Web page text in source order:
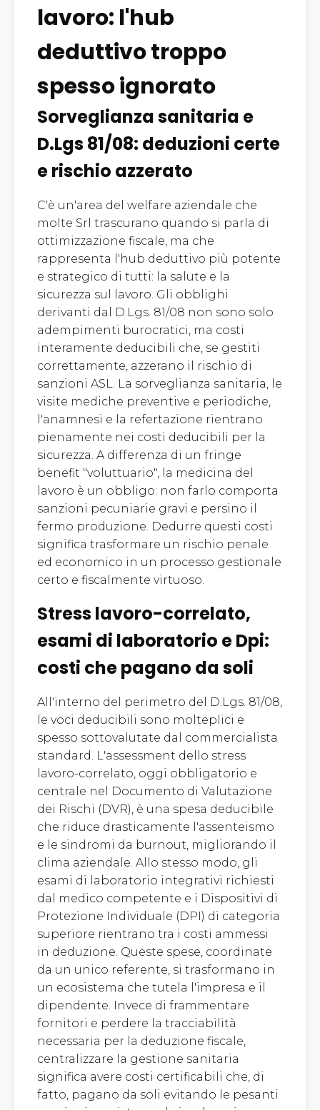
lavoro: l'hub
deduttivo troppo
spesso ignorato
Sorveglianza sanitaria e
D.Lgs 81/08: deduzioni certe
e rischio azzerato
C'è un'area del welfare aziendale che
molte Srl trascurano quando si parla di
ottimizzazione fiscale, ma che
rappresenta l'hub deduttivo più potente
e strategico di tutti: la salute e la
sicurezza sul lavoro. Gli obblighi
derivanti dal D.Lgs. 81/08 non sono solo
adempimenti burocratici, ma costi
interamente deducibili che, se gestiti
correttamente, azzerano il rischio di
sanzioni ASL. La sorveglianza sanitaria, le
visite mediche preventive e periodiche,
l'anamnesi e la refertazione rientrano
pienamente nei costi deducibili per la
sicurezza. A differenza di un fringe
benefit "voluttuario", la medicina del
lavoro è un obbligo: non farlo comporta
sanzioni pecuniarie gravi e persino il
fermo produzione. Dedurre questi costi
significa trasformare un rischio penale
ed economico in un processo gestionale
certo e fiscalmente virtuoso.
Stress lavoro-correlato,
esami di laboratorio e Dpi:
costi che pagano da soli
All'interno del perimetro del D.Lgs. 81/08,
le voci deducibili sono molteplici e
spesso sottovalutate dal commercialista
standard. L'assessment dello stress
lavoro-correlato, oggi obbligatorio e
centrale nel Documento di Valutazione
dei Rischi (DVR), è una spesa deducibile
che riduce drasticamente l'assenteismo
e le sindromi da burnout, migliorando il
clima aziendale. Allo stesso modo, gli
esami di laboratorio integrativi richiesti
dal medico competente e i Dispositivi di
Protezione Individuale (DPI) di categoria
superiore rientrano tra i costi ammessi
in deduzione. Queste spese, coordinate
da un unico referente, si trasformano in
un ecosistema che tutela l'impresa e il
dipendente. Invece di frammentare
fornitori e perdere la tracciabilità
necessaria per la deduzione fiscale,
centralizzare la gestione sanitaria
significa avere costi certificabili che, di
fatto, pagano da soli evitando le pesanti